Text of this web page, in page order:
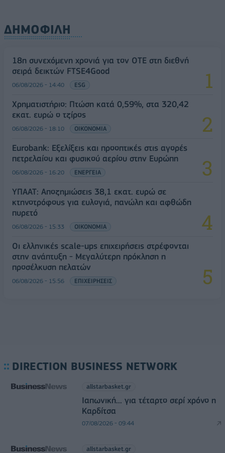
ΔΗΜΟΦΙΛΗ
18η συνεχόμενη χρονιά για τον ΟΤΕ στη διεθνή
σειρά δεικτών FTSE4Good
06/08/2026 - 14:40 ESG
Χρηματιστήριο: Πτώση κατά 0,59%, στα 320,42
εκατ. ευρώ ο τζίρος
06/08/2026 - 18:10 ΟΙΚΟΝΟΜΙΑ
Eurobank: Εξελίξεις και προοπτικές στις αγορές
πετρελαίου και φυσικού αερίου στην Ευρώπη
06/08/2026 - 16:20 ΕΝΕΡΓΕΙΑ
ΥΠΑΑΤ: Αποζημιώσεις 38,1 εκατ. ευρώ σε
κτηνοτρόφους για ευλογιά, πανώλη και αφθώδη
πυρετό
06/08/2026 - 15:33 ΟΙΚΟΝΟΜΙΑ
Οι ελληνικές scale-ups επιχειρήσεις στρέφονται
στην ανάπτυξη - Μεγαλύτερη πρόκληση η
προσέλκυση πελατών
06/08/2026 - 15:56 ΕΠΙΧΕΙΡΗΣΕΙΣ
DIRECTION BUSINESS NETWORK
allstarbasket.gr
Ιαπωνική... για τέταρτο σερί χρόνο η
Καρδίτσα
07/08/2026 - 09:44
allstarbasket.gr